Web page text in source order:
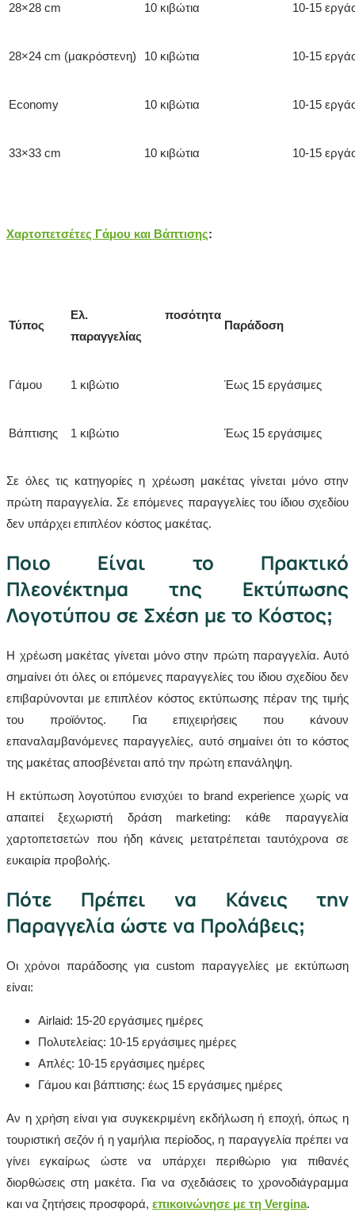
28×28 cm 10 κιβώτια 10-15
28×24 cm (μακρόστενη) 10 κιβώτια 10-15
Economy 10 κιβώτια 10-15
33×33 cm 10 κιβώτια 10-15
Χαρτοπετσέτες Γάμου και Βάπτισης:
Τύπος
Ελ. ποσότητα
παραγγελίας
Παράδοση
Γάμου 1 κιβώτιο Έως 15 εργάσιμες
Βάπτισης 1 κιβώτιο Έως 15 εργάσιμες
Σε όλες τις κατηγορίες η χρέωση μακέτας γίνεται μόνο στην
πρώτη παραγγελία. Σε επόμενες παραγγελίες του ίδιου σχεδίου
δεν υπάρχει επιπλέον κόστος μακέτας.
Ποιο Είναι το Πρακτικό
Πλεονέκτημα της Εκτύπωσης
Λογοτύπου σε Σχέση με το Κόστος;
Η χρέωση μακέτας γίνεται μόνο στην πρώτη παραγγελία. Αυτό
σημαίνει ότι όλες οι επόμενες παραγγελίες του ίδιου σχεδίου δεν
επιβαρύνονται με επιπλέον κόστος εκτύπωσης πέραν της τιμής
του προϊόντος. Για επιχειρήσεις που κάνουν
επαναλαμβανόμενες παραγγελίες, αυτό σημαίνει ότι το κόστος
της μακέτας αποσβένεται από την πρώτη επανάληψη.
Η εκτύπωση λογοτύπου ενισχύει το brand experience χωρίς να
απαιτεί ξεχωριστή δράση marketing: κάθε παραγγελία
χαρτοπετσετών που ήδη κάνεις μετατρέπεται ταυτόχρονα σε
ευκαιρία προβολής.
Πότε Πρέπει να Κάνεις την
Παραγγελία ώστε να Προλάβεις;
Οι χρόνοι παράδοσης για custom παραγγελίες με εκτύπωση
είναι:
Airlaid: 15-20 εργάσιμες ημέρες
Πολυτελείας: 10-15 εργάσιμες ημέρες
Απλές: 10-15 εργάσιμες ημέρες
Γάμου και βάπτισης: έως 15 εργάσιμες ημέρες
Αν η χρήση είναι για συγκεκριμένη εκδήλωση ή εποχή, όπως η
τουριστική σεζόν ή η γαμήλια περίοδος, η παραγγελία πρέπει να
γίνει εγκαίρως ώστε να υπάρχει περιθώριο για πιθανές
διορθώσεις στη μακέτα. Για να σχεδιάσεις το χρονοδιάγραμμα
και να ζητήσεις προσφορά, επικοινώνησε με τη Vergina.